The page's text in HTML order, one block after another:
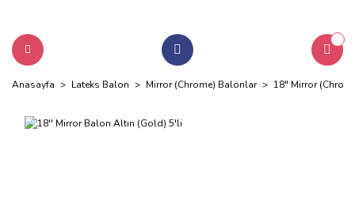
Anasayfa Lateks Balon Mirror (Chrome) Balonlar 18" Mirror